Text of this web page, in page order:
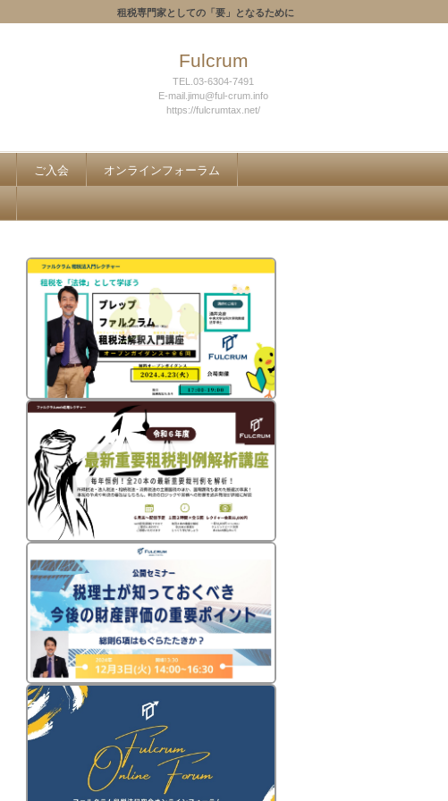
租税専門家としての「要」となるために
Fulcrum
TEL.03-6304-7491
E-mail.jimu@ful-crum.info
https://fulcrumtax.net/
ご入会 オンラインフォーラム